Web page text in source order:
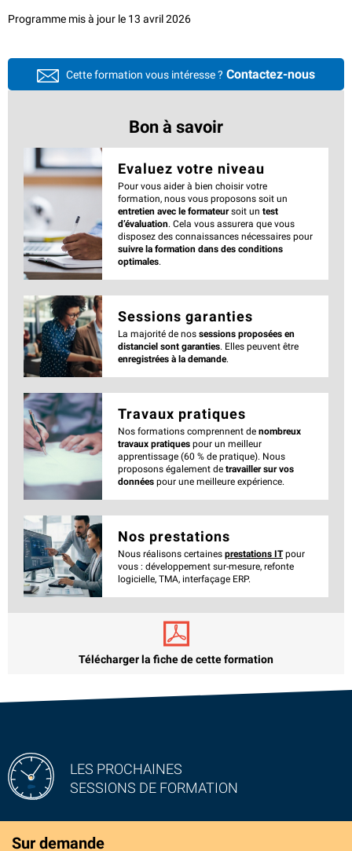
Programme mis à jour le 13 avril 2026
Cette formation vous intéresse ? Contactez-nous
Bon à savoir
Evaluez votre niveau
Pour vous aider à bien choisir votre
formation, nous vous proposons soit un
entretien avec le formateursoit un test
d’évaluation. Cela vous assurera que vous
disposez des connaissances nécessaires pour
suivre la formation dans des conditions
optimales.
Sessions garanties
La majorité de nos sessions proposées en
distanciel sont garanties. Elles peuvent être
enregistrées à la demande.
Travaux pratiques
Nos formations comprennent de nombreux
travaux pratiques pour un meilleur
apprentissage (60 % de pratique). Nous
proposons également de travailler sur vos
données pour une meilleure expérience.
Nos prestations
Nous réalisons certaines prestations ITpour
vous : développement sur-mesure, refonte
logicielle, TMA, interfaçage ERP.
Télécharger la fiche de cette formation
LES PROCHAINES
SESSIONS DE FORMATION
Sur demande